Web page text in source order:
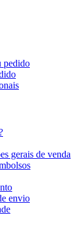
pedido
gerais de venda
envio